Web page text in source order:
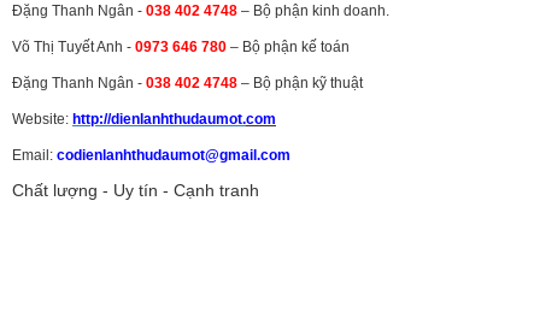
Đặng Thanh Ngân - 038 402 4748 – Bộ phận kinh doanh.
Võ Thị Tuyết Anh - 0973 646 780 – Bộ phận kế toán
Đặng Thanh Ngân - 038 402 4748 – Bộ phận kỹ thuật
Website: http://dienlanhthudaumot.com
Email: codienlanhthudaumot@gmail.com
Chất lượng - Uy tín - Cạnh tranh